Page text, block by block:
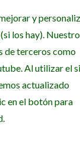
y
los hay). Nuestro
de terceros como
Al utilizar el
actualizado
en el botón para